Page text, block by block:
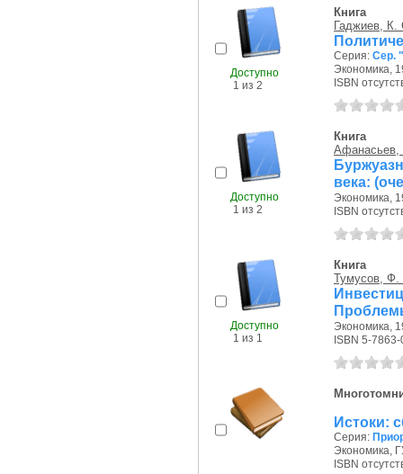
Доступно
1 из 2
Книга
Гаджиев, К.
Серия: Сер.
Экономика,
ISBN
Доступно
1 из 2
Книга
века:
Экономика,
ISBN
Доступно
1 из 1
Книга
Тумусов, Ф.
Экономика,
ISBN 5-
Истоки:
Серия:
Экономика,
ISBN